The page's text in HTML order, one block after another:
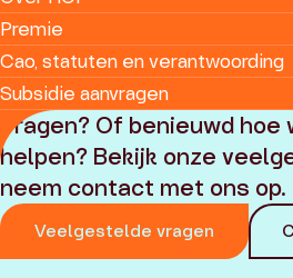
Premie
Cao, statuten en verantwoording
Subsidie aanvragen
Vragen? Of benieuwd hoe
helpen? Bekijk onze
neem contact met ons op.
Veelgestelde vragen